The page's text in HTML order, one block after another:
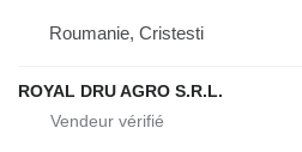
Roumanie, Cristesti
ROYAL DRU AGRO S.R.L.